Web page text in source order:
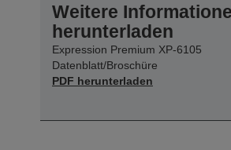
Weitere
herunterladen
Expression Premium XP-6105
Datenblatt/Broschüre
PDF herunterladen